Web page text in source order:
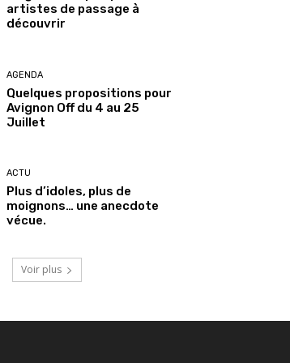
artistes de passage à
découvrir
AGENDA
Quelques propositions pour
Avignon Off du 4 au 25
Juillet
ACTU
Plus d’idoles, plus de
moignons… une anecdote
vécue.
Voir plus